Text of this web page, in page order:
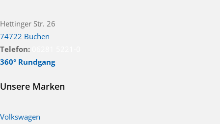
Hettinger Str. 26
74722 Buchen
Telefon:
360° Rundgang
Unsere Marken
Volkswagen